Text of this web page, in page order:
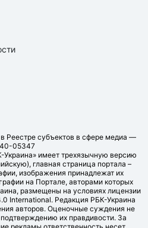
Реестре субъектов в сфере медиа —
05347
имеет трехязычную версию
главная страница портала –
изображения принадлежат их
на Портале, авторами которых
размещены на условиях лицензии
International. Редакция РБК-Украина
авторов. Оценочные суждения не
их правдивости. За